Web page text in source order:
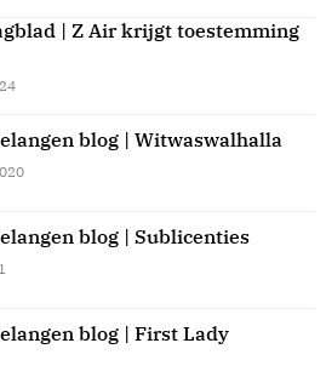
| Z Air krijgt toestemming
blog | Witwaswalhalla
blog | Sublicenties
blog | First Lady